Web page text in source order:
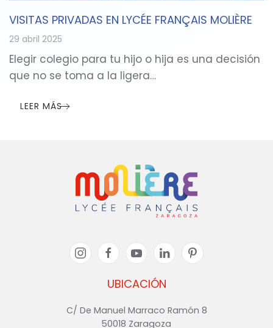
VISITAS PRIVADAS EN LYCÉE FRANÇAIS MOLIÈRE
29 abril 2025
Elegir colegio para tu hijo o hija es una decisión
que no se toma a la ligera…
LEER MÁS
UBICACIÓN
C/ De Manuel Marraco Ramón 8
50018 Zaragoza